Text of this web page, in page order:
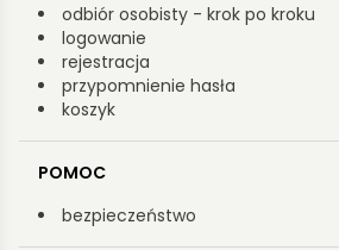
odbiór osobisty - krok po kroku
logowanie
rejestracja
przypomnienie hasła
koszyk
POMOC
bezpieczeństwo